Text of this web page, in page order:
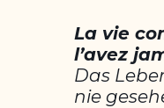
La vie
l’avez
Das
nie